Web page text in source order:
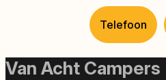
Telefoon
Van Acht Campers